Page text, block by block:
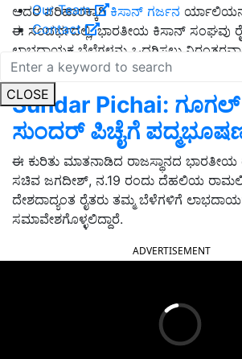
Our Team
Contact
CLOSE
ಅದರ ಪರಿಹಾರಕ್ಕಾಗಿಕಿಸಾನ್ ಗರ್ಜನ
ಈ ಸಂದರ್ಭದಲ್ಲಿ, ಭಾರತೀಯ ಕಿಸಾನ್ ಸಂಘವು
ಲಾಭದಾಯಕ ಬೆಲೆಗಳನ್ನು ಒದಗಿಸಲು
ಹೇಳಿದರು.
Sundar Pichai: ಗೂಗಲ್
ಸುಂದರ್ ಪಿಚೈಗೆ
ಈ ಕುರಿತು ಮಾತನಾಡಿದ ರಾಜಸ್ಥಾನದ ಭಾರತೀಯ
ಸಚಿವ ಜಗದೀಶ್, ನ.19 ರಂದು ದೆಹಲಿಯ
ದೇಶದಾದ್ಯಂತ ರೈತರು ತಮ್ಮ ಬೆಳೆಗಳಿಗೆ
ಸಮಾವೇಶಗೊಳ್ಳಲಿದ್ದಾರೆ.
ADVERTISEMENT